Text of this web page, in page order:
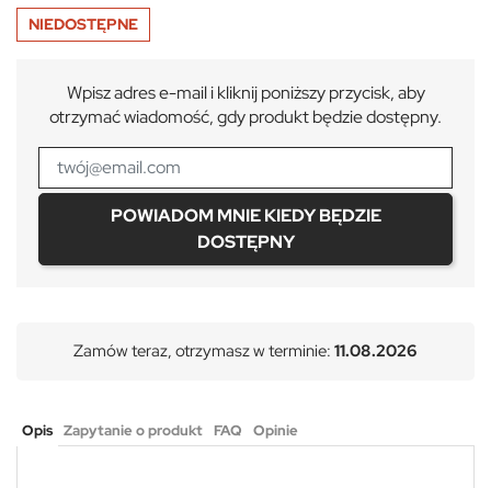
NIEDOSTĘPNE
Wpisz adres e-mail i kliknij poniższy przycisk, aby
otrzymać wiadomość, gdy produkt będzie dostępny.
POWIADOM MNIE KIEDY BĘDZIE
DOSTĘPNY
Zamów teraz, otrzymasz w terminie: 11.08.2026
Opis Zapytanie o produkt FAQ Opinie